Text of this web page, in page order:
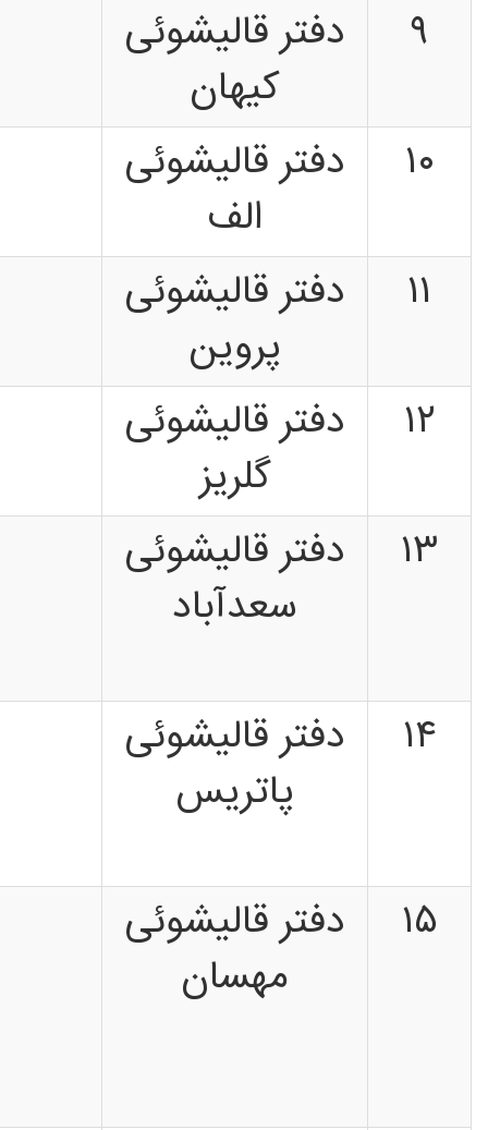
۹
دفتر قالیشوئی
کیهان
۱۰
دفتر قالیشوئی
الف
۱۱
دفتر قالیشوئی
پروین
۱۲
دفتر قالیشوئی
گلریز
۱۳
دفتر قالیشوئی
سعدآباد
۱۴
دفتر قالیشوئی
پاتریس
۱۵
دفتر قالیشوئی
مهسان